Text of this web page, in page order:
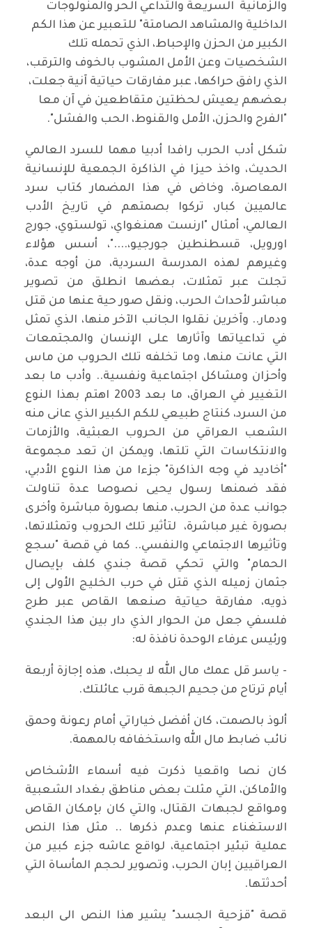
والزمانية السريعة والتداعي الحر والمنولوجات
الداخلية والمشاهد الصامتة" للتعبير عن هذا الكم
الكبير من الحزن والإحباط، الذي تحمله تلك
الشخصيات وعن الأمل المشوب بالخوف والترقب،
الذي رافق حراكها، عبر مفارقات حياتية آنية جعلت،
بعضهم يعيش لحظتين متقاطعين في آن معا
"الفرح والحزن، الأمل والقنوط، الحب والفشل".
شكل أدب الحرب رافدا أدبيا مهما للسرد العالمي
الحديث، واخذ حيزا في الذاكرة الجمعية للإنسانية
المعاصرة، وخاض في هذا المضمار كتاب سرد
عالميين كبار، تركوا بصمتهم في تاريخ الأدب
العالمي، أمثال "ارنست همنغواي، تولستوي، جورج
اورويل، قسطنطين جورجيو،...."، أسس هؤلاء
وغيرهم لهذه المدرسة السردية، من أوجه عدة،
تجلت عبر تمثلات، بعضها انطلق من تصوير
مباشر لأحداث الحرب، ونقل صور حية عنها من قتل
ودمار.. وآخرين نقلوا الجانب الآخر منها، الذي تمثل
في تداعياتها وآثارها على الإنسان والمجتمعات
التي عانت منها، وما تخلفه تلك الحروب من ماس
وأحزان ومشاكل اجتماعية ونفسية.. وأدب ما بعد
التغيير في العراق، ما بعد 2003 اهتم بهذا النوع
من السرد، كنتاج طبيعي للكم الكبير الذي عانى منه
الشعب العراقي من الحروب العبثية، والأزمات
والانتكاسات التي تلتها، ويمكن ان تعد مجموعة
"أخاديد في وجه الذاكرة" جزءا من هذا النوع الأدبي،
فقد ضمنها رسول يحيى نصوصا عدة تناولت
جوانب عدة من الحرب، منها بصورة مباشرة وأخرى
بصورة غير مباشرة، لتأثير تلك الحروب وتمثلاتها،
وتأثيرها الاجتماعي والنفسي.. كما في قصة "سجع
الحمام" والتي تحكي قصة جندي كلف بإيصال
جثمان زميله الذي قتل في حرب الخليج الأولى إلى
ذويه، مفارقة حياتية صنعها القاص عبر طرح
فلسفي جعل من الحوار الذي دار بين هذا الجندي
ورئيس عرفاء الوحدة نافذة له:
- ياسر قل عمك مال الله لا يحبك، هذه إجازة أربعة
أيام ترتاح من جحيم الجبهة قرب عائلتك.
ألوذ بالصمت، كان أفضل خياراتي أمام رعونة وحمق
نائب ضابط مال الله واستخفافه بالمهمة.
كان نصا واقعيا ذكرت فيه أسماء الأشخاص
والأماكن، التي مثلت بعض مناطق بغداد الشعبية
ومواقع لجبهات القتال، والتي كان بإمكان القاص
الاستغناء عنها وعدم ذكرها .. مثل هذا النص
عملية تبئير اجتماعية، لواقع عاشه جزء كبير من
العراقيين إبان الحرب، وتصوير لحجم المأساة التي
أحدثتها.
قصة "قزحية الجسد" يشير هذا النص الى البعد